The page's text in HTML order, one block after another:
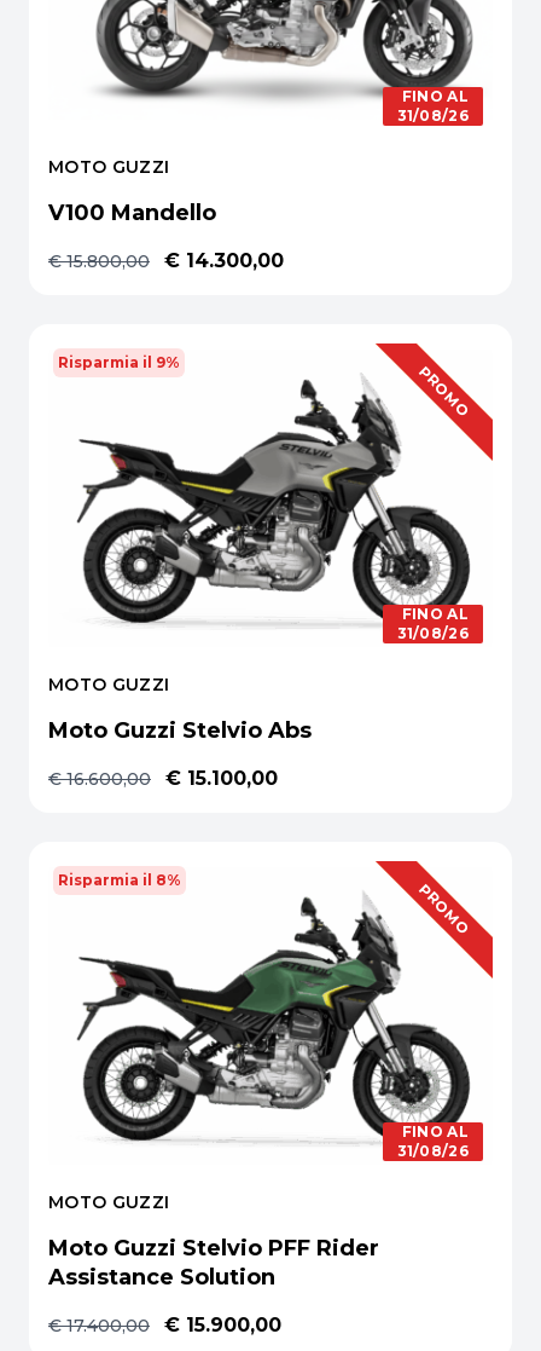
FINO AL
31/08/26
MOTO GUZZI
V100 Mandello
€ 15.800,00 € 14.300,00
OFFERTA
PROMO
FINO AL
31/08/26
Risparmia il 9%
MOTO GUZZI
Moto Guzzi Stelvio Abs
€ 16.600,00 € 15.100,00
OFFERTA
PROMO
FINO AL
31/08/26
Risparmia il 8%
MOTO GUZZI
Moto Guzzi Stelvio PFF Rider
Assistance Solution
€ 17.400,00 € 15.900,00